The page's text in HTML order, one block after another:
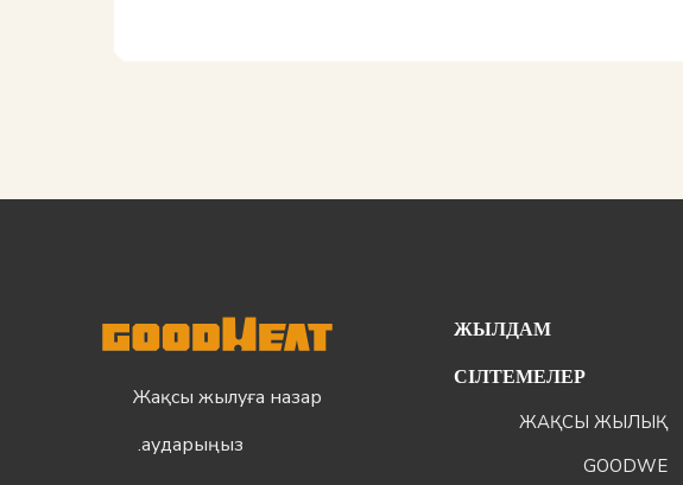
Жақсы жылуға назар
аударыңыз.
ЖЫЛДАМ
СІЛТЕМЕЛЕР
ЖАҚСЫ ЖЫЛЫҚ
GOODWE